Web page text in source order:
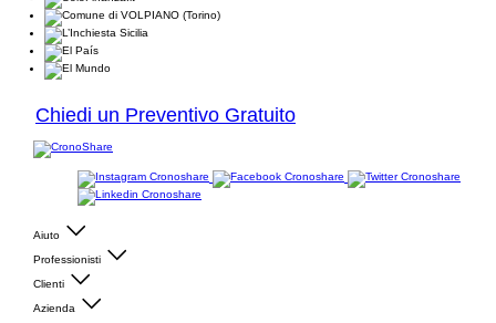
Chiedi un Preventivo Gratuito
Aiuto
Professionisti
Clienti
Azienda